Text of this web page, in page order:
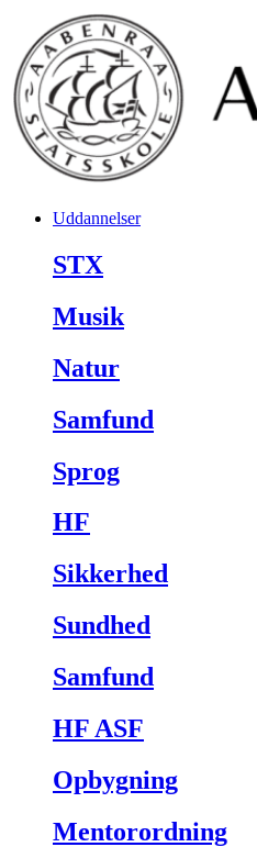
Uddannelser
STX
Musik
Natur
Samfund
Sprog
HF
Sikkerhed
Sundhed
Samfund
HF ASF
Opbygning
Mentorordning